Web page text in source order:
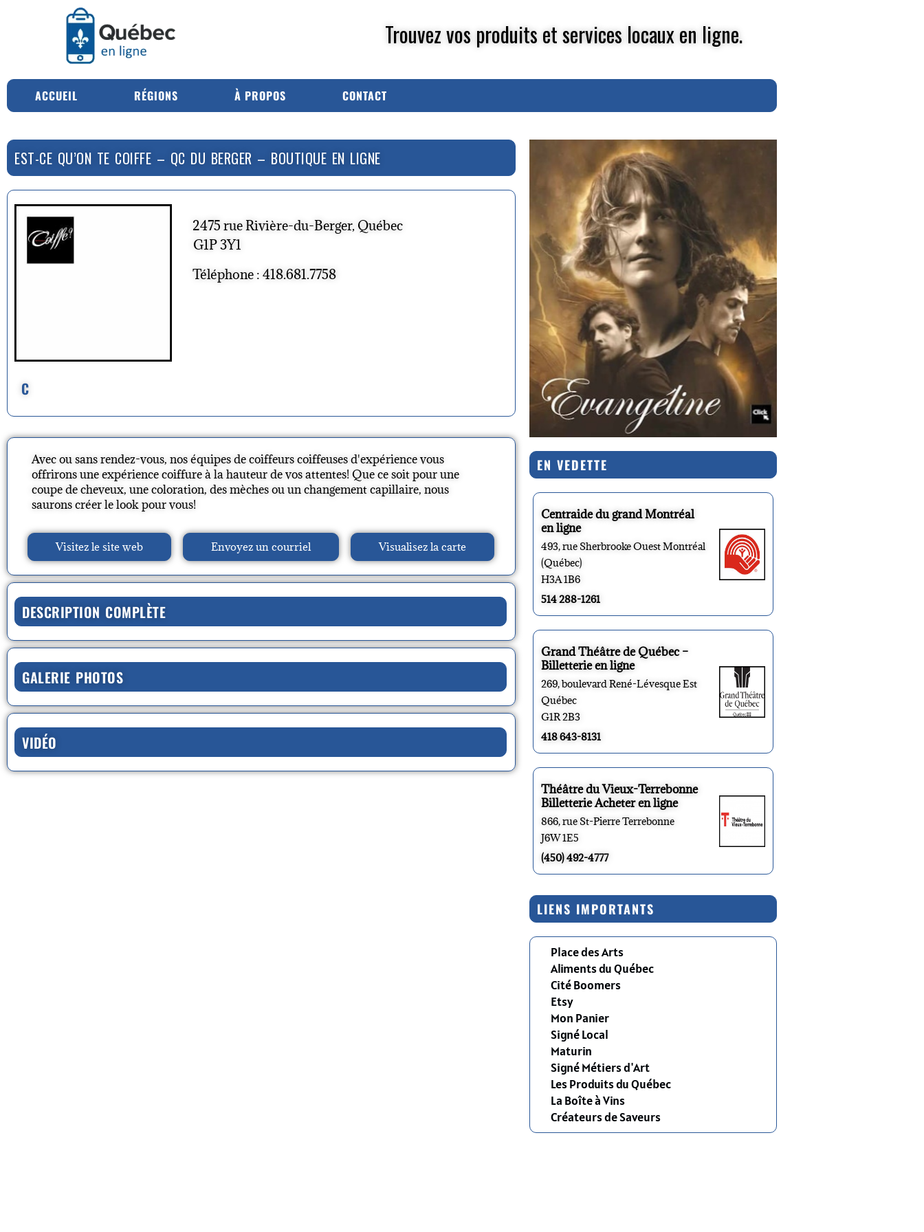
Trouvez vos produits et services locaux en ligne.
ACCUEIL RÉGIONS À PROPOS CONTACT
EST-CE QU’ON TE COIFFE – QC DU BERGER – BOUTIQUE EN LIGNE
C
2475 rue Rivière-du-Berger, Québec
G1P 3Y1
Téléphone : 418.681.7758
Avec ou sans rendez-vous, nos équipes de coiffeurs coiffeuses d'expérience vous
offrirons une expérience coiffure à la hauteur de vos attentes! Que ce soit pour une
coupe de cheveux, une coloration, des mèches ou un changement capillaire, nous
saurons créer le look pour vous!
Visitez le site web Envoyez un courriel Visualisez la carte
DESCRIPTION COMPLÈTE
GALERIE PHOTOS
VIDÉO
EN VEDETTE
Centraide du grand Montréal
en ligne
493, rue Sherbrooke Ouest Montréal
(Québec)
H3A 1B6
514 288-1261
Grand Théâtre de Québec –
Billetterie en ligne
269, boulevard René-Lévesque Est
Québec
G1R 2B3
418 643-8131
Théâtre du Vieux-Terrebonne
Billetterie Acheter en ligne
866, rue St-Pierre Terrebonne
J6W 1E5
(450) 492-4777
LIENS IMPORTANTS
Place des Arts
Aliments du Québec
Cité Boomers
Etsy
Mon Panier
Signé Local
Maturin
Signé Métiers d'Art
Les Produits du Québec
La Boîte à Vins
Créateurs de Saveurs